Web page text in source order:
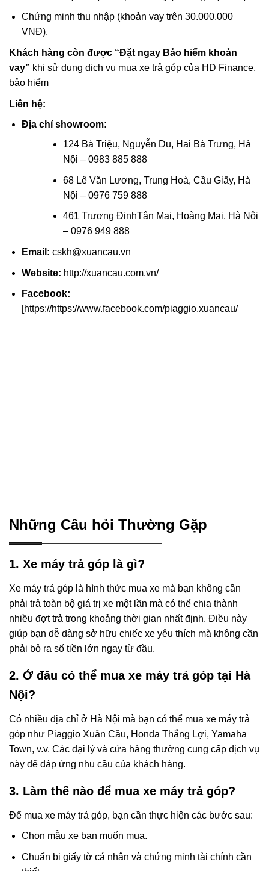
Chứng minh thu nhập (khoản vay trên 30.000.000
VNĐ).
Khách hàng còn được “Đặt ngay Bảo hiểm khoản
vay” khi sử dụng dịch vụ mua xe trả góp của HD Finance,
bảo hiểm
Liên hệ:
Địa chỉ showroom:
124 Bà Triệu, Nguyễn Du, Hai Bà Trưng, ​​Hà
Nội – 0983 885 888
68 Lê Văn Lương, Trung Hoà, Cầu Giấy, Hà
Nội – 0976 759 888
461 Trương ĐịnhTân Mai, Hoàng Mai, Hà Nội
– 0976 949 888
Email: cskh@xuancau.vn
Website: http://xuancau.com.vn/
Facebook:
[https://https://www.facebook.com/piaggio.xuancau/
Những Câu hỏi Thường Gặp
1. Xe máy trả góp là gì?
Xe máy trả góp là hình thức mua xe mà bạn không cần
phải trả toàn bộ giá trị xe một lần mà có thể chia thành
nhiều đợt trả trong khoảng thời gian nhất định. Điều này
giúp bạn dễ dàng sở hữu chiếc xe yêu thích mà không cần
phải bỏ ra số tiền lớn ngay từ đầu.
2. Ở đâu có thể mua xe máy trả góp tại Hà
Nội?
Có nhiều địa chỉ ở Hà Nội mà bạn có thể mua xe máy trả
góp như Piaggio Xuân Cầu, Honda Thắng Lợi, Yamaha
Town, v.v. Các đại lý và cửa hàng thường cung cấp dịch vụ
này để đáp ứng nhu cầu của khách hàng.
3. Làm thế nào để mua xe máy trả góp?
Để mua xe máy trả góp, bạn cần thực hiện các bước sau:
Chọn mẫu xe bạn muốn mua.
Chuẩn bị giấy tờ cá nhân và chứng minh tài chính cần